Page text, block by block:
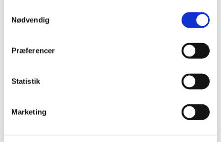
Nødvendig
Præferencer
Statistik
Marketing